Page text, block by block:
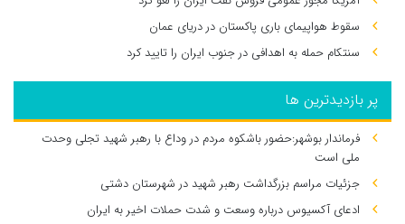
سقوط هواپیمای باری پاکستان در دریای عمان
سنتکام حمله به اهدافی در جنوب ایران را تایید کرد
پر بازدیدترین ها
فرماندار بوشهر:حضور باشکوه مردم در وداع با رهبر شهید تجلی وحدت
ملی است
جزئیات مراسم بزرگداشت رهبر شهید در شهرستان دشتی
ادعای آکسیوس درباره وسعت و شدت حملات اخیر به ایران